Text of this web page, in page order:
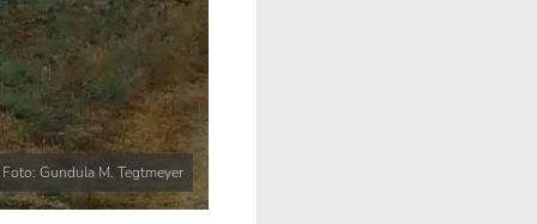
Foto: Gundula M. Tegtmeyer